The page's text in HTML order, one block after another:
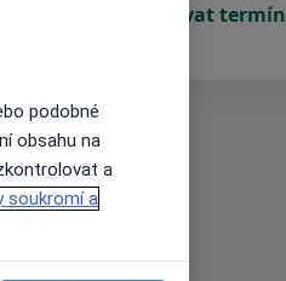
Rezervovat termín
podobné
obsahu na
a
soukromí a